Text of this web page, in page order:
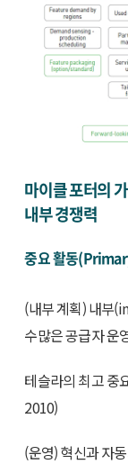
마이클 포터의
내부 경쟁력
중요 활동
(내부 계획) 내부
수많은 공급자 운
테슬라의 최고
2010)
(운영) 혁신과 자